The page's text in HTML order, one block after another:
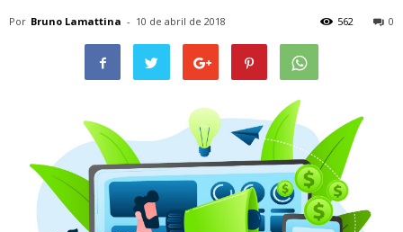
Por Bruno Lamattina - 10 de abril de 2018 0
562